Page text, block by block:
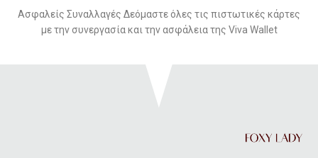
Ασφαλείς Συναλλαγές Δεόμαστε όλες τις πιστωτικές κάρτες
με την συνεργασία και την ασφάλεια της Viva Wallet